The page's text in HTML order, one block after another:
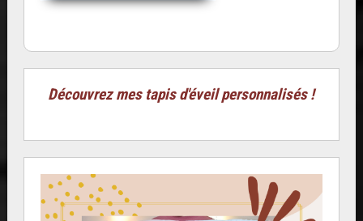
Découvrez mes tapis d'éveil personnalisés !